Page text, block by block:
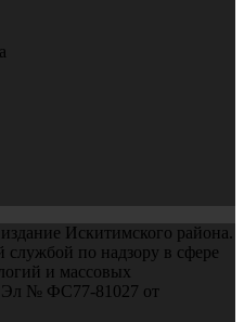
Искитимского района.
службой по надзору в сфере
и массовых
Эл № ФС77-81027 от